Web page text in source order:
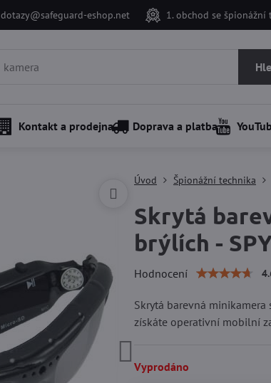
dotazy@safeguard-eshop.net 1. obchod se
Kontakt a prodejna Doprava a platba
Úvod Špionážní technika
Skrytá
brýlích -
Hodnocení
Skrytá barevná minikamera
získáte operativní mobilní
Vyprodáno